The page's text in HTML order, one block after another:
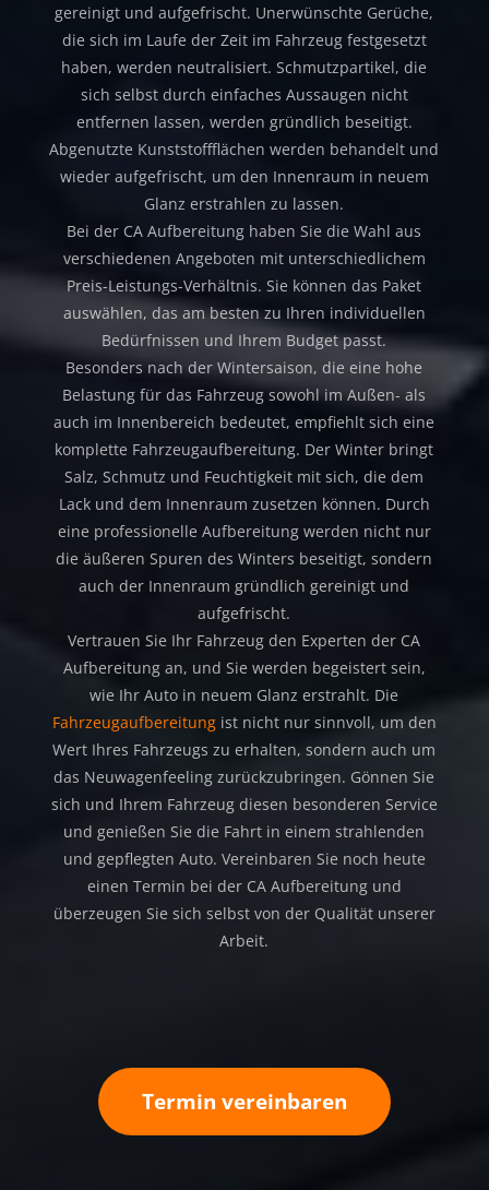
gereinigt und aufgefrischt. Unerwünschte Gerüche,
die sich im Laufe der Zeit im Fahrzeug festgesetzt
haben, werden neutralisiert. Schmutzpartikel, die
sich selbst durch einfaches Aussaugen nicht
entfernen lassen, werden gründlich beseitigt.
Abgenutzte Kunststoffflächen werden behandelt und
wieder aufgefrischt, um den Innenraum in neuem
Glanz erstrahlen zu lassen.
Bei der CA Aufbereitung haben Sie die Wahl aus
verschiedenen Angeboten mit unterschiedlichem
Preis-Leistungs-Verhältnis. Sie können das Paket
auswählen, das am besten zu Ihren individuellen
Bedürfnissen und Ihrem Budget passt.
Besonders nach der Wintersaison, die eine hohe
Belastung für das Fahrzeug sowohl im Außen- als
auch im Innenbereich bedeutet, empfiehlt sich eine
komplette Fahrzeugaufbereitung. Der Winter bringt
Salz, Schmutz und Feuchtigkeit mit sich, die dem
Lack und dem Innenraum zusetzen können. Durch
eine professionelle Aufbereitung werden nicht nur
die äußeren Spuren des Winters beseitigt, sondern
auch der Innenraum gründlich gereinigt und
aufgefrischt.
Vertrauen Sie Ihr Fahrzeug den Experten der CA
Aufbereitung an, und Sie werden begeistert sein,
wie Ihr Auto in neuem Glanz erstrahlt. Die
Fahrzeugaufbereitungist nicht nur sinnvoll, um den
Wert Ihres Fahrzeugs zu erhalten, sondern auch um
das Neuwagenfeeling zurückzubringen. Gönnen Sie
sich und Ihrem Fahrzeug diesen besonderen Service
und genießen Sie die Fahrt in einem strahlenden
und gepflegten Auto. Vereinbaren Sie noch heute
einen Termin bei der CA Aufbereitung und
überzeugen Sie sich selbst von der Qualität unserer
Arbeit.
Termin vereinbaren